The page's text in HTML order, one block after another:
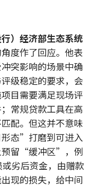
）经济部生态系统
度作了回应。他表
突影响的场景中确
级稳定的要求，会
目需要满足现场评
常规贷款工具在高
配。但这并不意味
态”打磨到可进入
预留“缓冲区”，例
劣后资金，由赠款
现的损失，给中间